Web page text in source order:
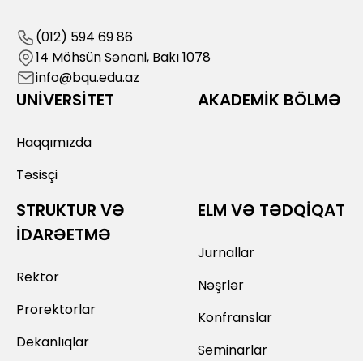
(012) 594 69 86
14 Möhsün Sənani, Bakı 1078
info@bqu.edu.az
UNİVERSİTET
Haqqımızda
Təsisçi
AKADEMİK BÖLMƏ
STRUKTUR VƏ
İDARƏETMƏ
Rektor
Prorektorlar
Dekanlıqlar
ELM VƏ TƏDQİQAT
Jurnallar
Nəşrlər
Konfranslar
Seminarlar